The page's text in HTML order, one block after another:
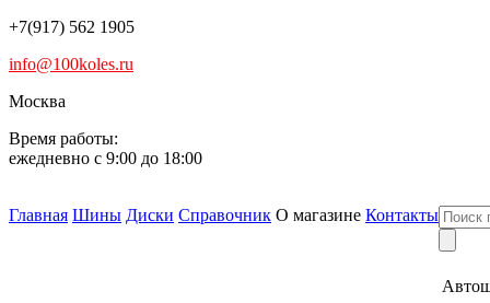
+7(917) 562 1905
info@100koles.ru
Москва
Время работы:
ежедневно с 9:00 до 18:00
Главная Шины Диски Справочник О магазине Контакты